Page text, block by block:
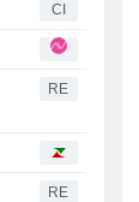
CI
RE
RE